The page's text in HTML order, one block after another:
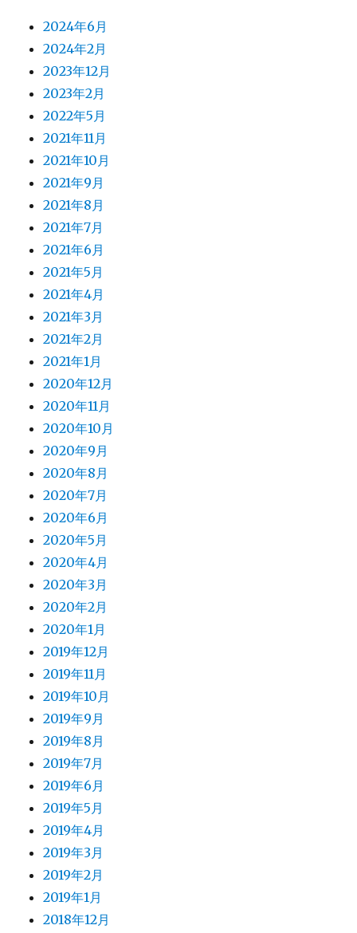
2024年6月
2024年2月
2023年12月
2023年2月
2022年5月
2021年11月
2021年10月
2021年9月
2021年8月
2021年7月
2021年6月
2021年5月
2021年4月
2021年3月
2021年2月
2021年1月
2020年12月
2020年11月
2020年10月
2020年9月
2020年8月
2020年7月
2020年6月
2020年5月
2020年4月
2020年3月
2020年2月
2020年1月
2019年12月
2019年11月
2019年10月
2019年9月
2019年8月
2019年7月
2019年6月
2019年5月
2019年4月
2019年3月
2019年2月
2019年1月
2018年12月